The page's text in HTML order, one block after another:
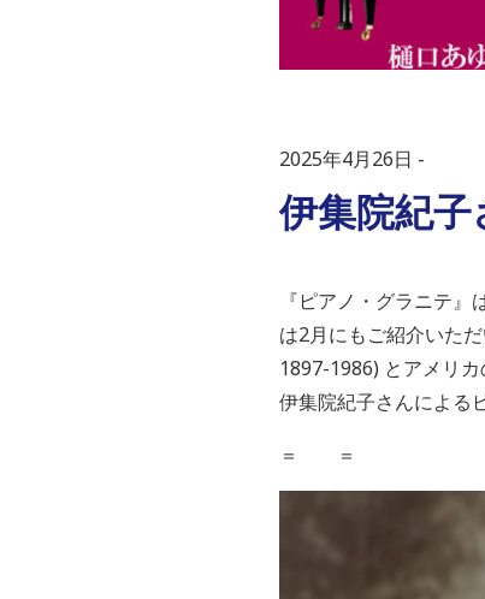
2025年4月26日
伊集院紀
『ピアノ・グラニテ』は
は2月にもご紹介いた
1897-1986) とアメリ
伊集院紀子さんによる
＝ ＝